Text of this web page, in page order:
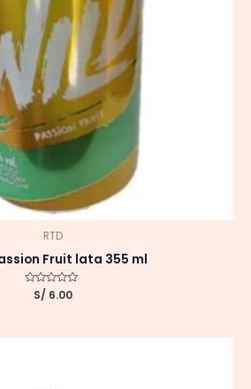
RTD
Fruit lata 355 ml
Valorado
conS/ 6.00